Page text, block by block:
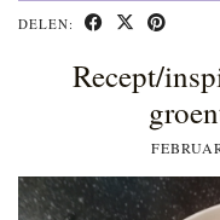
DELEN:
Recept/